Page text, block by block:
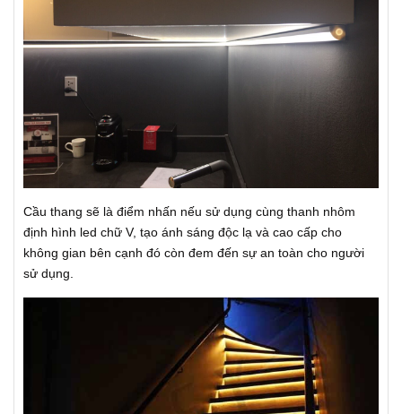
Cầu thang sẽ là điểm nhấn nếu sử dụng cùng thanh nhôm
định hình led chữ V, tạo ánh sáng độc lạ và cao cấp cho
không gian bên cạnh đó còn đem đến sự an toàn cho người
sử dụng.